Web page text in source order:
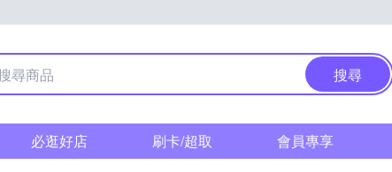
搜尋
必逛好店 刷卡/超取 會員專享